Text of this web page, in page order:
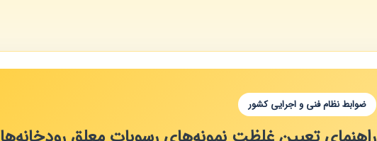
ضوابط نظام فنی و اجرایی کشور